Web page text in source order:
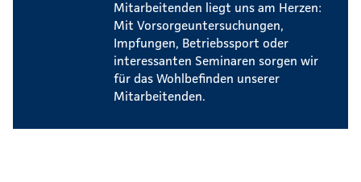
Mitarbeitenden liegt uns am Herzen:
Mit Vorsorgeuntersuchungen,
Impfungen, Betriebssport oder
interessanten Seminaren sorgen wir
für das Wohlbefinden unserer
Mitarbeitenden.